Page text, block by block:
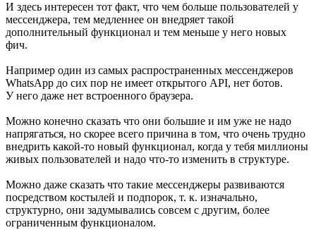
И здесь интересен тот факт, что чем больше пользователей у
мессенджера, тем медленнее он внедряет такой
дополнительный функционал и тем меньше у него новых
фич.
Например один из самых распространенных мессенджеров
WhatsApp до сих пор не имеет открытого API, нет ботов.
У него даже нет встроенного браузера.
Можно конечно сказать что они большие и им уже не надо
напрягаться, но скорее всего причина в том, что очень трудно
внедрить какой-то новый функционал, когда у тебя миллионы
живых пользователей и надо что-то изменить в структуре.
Можно даже сказать что такие мессенджеры развиваются
посредством костылей и подпорок, т. к. изначально,
структурно, они задумывались совсем с другим, более
ограниченным функционалом.